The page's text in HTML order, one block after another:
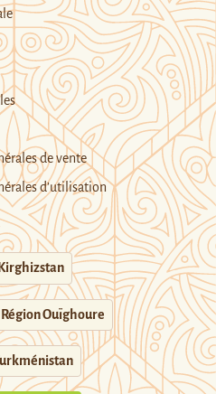
de vente
d’utilisation
Kirghizstan
Région Ouïghoure